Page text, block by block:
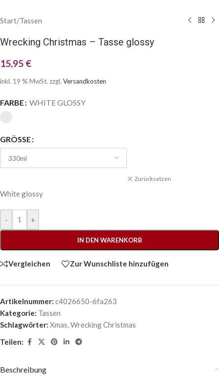
Start/Tassen
Wrecking Christmas – Tasse glossy
15,95 €
inkl. 19 % MwSt. zzgl. Versandkosten
FARBE WHITE GLOSSY
GRÖSSE
Zurücksetzen
White glossy
- +
IN DEN WARENKORB
Vergleichen Zur Wunschliste hinzufügen
Artikelnummer: c4026650-6fa263
Kategorie: Tassen
Schlagwörter: Xmas,Wrecking Christmas
Teilen:
Beschreibung